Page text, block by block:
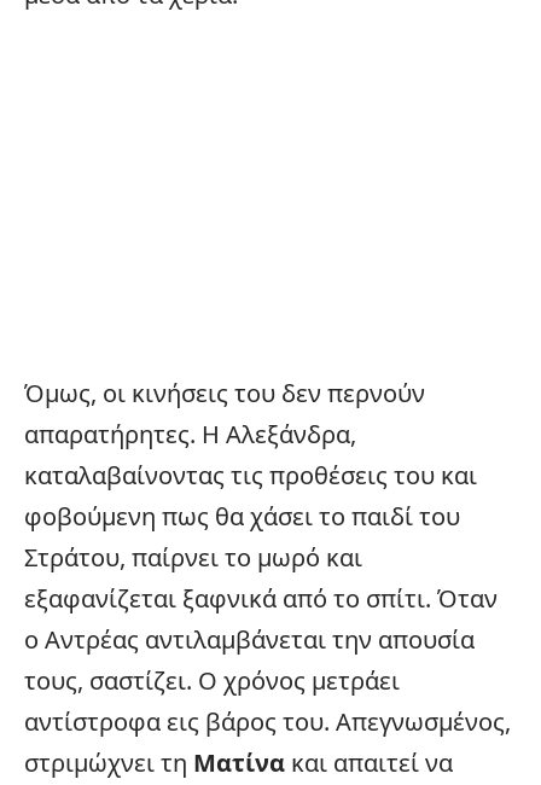
Όμως, οι κινήσεις του δεν περνούν
απαρατήρητες. Η Αλεξάνδρα,
καταλαβαίνοντας τις προθέσεις του και
φοβούμενη πως θα χάσει το παιδί του
Στράτου, παίρνει το μωρό και
εξαφανίζεται ξαφνικά από το σπίτι. Όταν
ο Αντρέας αντιλαμβάνεται την απουσία
τους, σαστίζει. Ο χρόνος μετράει
αντίστροφα εις βάρος του. Απεγνωσμένος,
στριμώχνει τη Ματίνα και απαιτεί να